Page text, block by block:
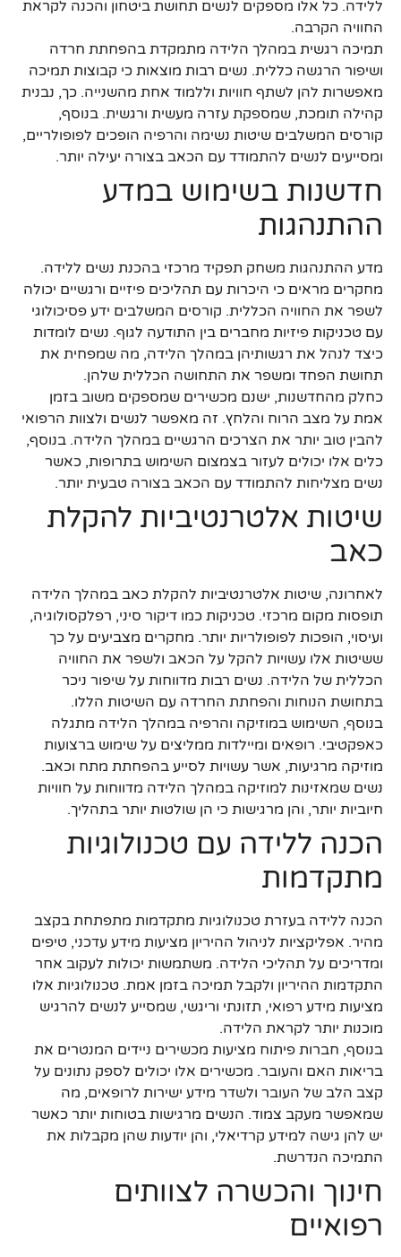
ללידה. כל אלו מספקים לנשים תחושת ביטחון והכנה לקראת
החוויה הקרבה.
תמיכה רגשית במהלך הלידה מתמקדת בהפחתת חרדה
ושיפור הרגשה כללית. נשים רבות מוצאות כי קבוצות תמיכה
מאפשרות להן לשתף חוויות וללמוד אחת מהשנייה. כך, נבנית
קהילה תומכת, שמספקת עזרה מעשית ורגשית. בנוסף,
קורסים המשלבים שיטות נשימה והרפיה הופכים לפופולריים,
ומסייעים לנשים להתמודד עם הכאב בצורה יעילה יותר.
חדשנות בשימוש במדע
ההתנהגות
מדע ההתנהגות משחק תפקיד מרכזי בהכנת נשים ללידה.
מחקרים מראים כי היכרות עם תהליכים פיזיים ורגשיים יכולה
לשפר את החוויה הכללית. קורסים המשלבים ידע פסיכולוגי
עם טכניקות פיזיות מחברים בין התודעה לגוף. נשים לומדות
כיצד לנהל את רגשותיהן במהלך הלידה, מה שמפחית את
תחושת הפחד ומשפר את התחושה הכללית שלהן.
כחלק מהחדשנות, ישנם מכשירים שמספקים משוב בזמן
אמת על מצב הרוח והלחץ. זה מאפשר לנשים ולצוות הרפואי
להבין טוב יותר את הצרכים הרגשיים במהלך הלידה. בנוסף,
כלים אלו יכולים לעזור בצמצום השימוש בתרופות, כאשר
נשים מצליחות להתמודד עם הכאב בצורה טבעית יותר.
שיטות אלטרנטיביות להקלת
כאב
לאחרונה, שיטות אלטרנטיביות להקלת כאב במהלך הלידה
תופסות מקום מרכזי. טכניקות כמו דיקור סיני, רפלקסולוגיה,
ועיסוי, הופכות לפופולריות יותר. מחקרים מצביעים על כך
ששיטות אלו עשויות להקל על הכאב ולשפר את החוויה
הכללית של הלידה. נשים רבות מדווחות על שיפור ניכר
בתחושת הנוחות והפחתת החרדה עם השיטות הללו.
בנוסף, השימוש במוזיקה והרפיה במהלך הלידה מתגלה
כאפקטיבי. רופאים ומיילדות ממליצים על שימוש ברצועות
מוזיקה מרגיעות, אשר עשויות לסייע בהפחתת מתח וכאב.
נשים שמאזינות למוזיקה במהלך הלידה מדווחות על חוויות
חיוביות יותר, והן מרגישות כי הן שולטות יותר בתהליך.
הכנה ללידה עם טכנולוגיות
מתקדמות
הכנה ללידה בעזרת טכנולוגיות מתקדמות מתפתחת בקצב
מהיר. אפליקציות לניהול ההיריון מציעות מידע עדכני, טיפים
ומדריכים על תהליכי הלידה. משתמשות יכולות לעקוב אחר
התקדמות ההיריון ולקבל תמיכה בזמן אמת. טכנולוגיות אלו
מציעות מידע רפואי, תזונתי וריגשי, שמסייע לנשים להרגיש
מוכנות יותר לקראת הלידה.
בנוסף, חברות פיתוח מציעות מכשירים ניידים המנטרים את
בריאות האם והעובר. מכשירים אלו יכולים לספק נתונים על
קצב הלב של העובר ולשדר מידע ישירות לרופאים, מה
שמאפשר מעקב צמוד. הנשים מרגישות בטוחות יותר כאשר
יש להן גישה למידע קרדיאלי, והן יודעות שהן מקבלות את
התמיכה הנדרשת.
חינוך והכשרה לצוותים
רפואיים